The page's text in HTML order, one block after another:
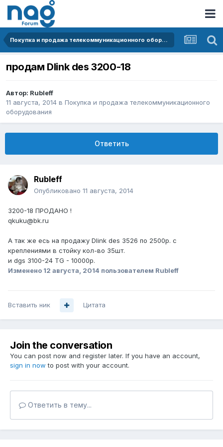
Покупка и продажа телекоммуникационного оборудования
продам Dlink des 3200-18
Автор: Rubleff
11 августа, 2014 в Покупка и продажа телекоммуникационного
оборудования
Ответить
Rubleff
Опубликовано 11 августа, 2014
3200-18 ПРОДАНО !
qkuku@bk.ru
А так же есь на продажу Dlink des 3526 по 2500р. с
креплениями в стойку кол-во 35шт.
и dgs 3100-24 TG - 10000р.
Изменено 12 августа, 2014 пользователем Rubleff
Вставить ник Цитата
Join the conversation
You can post now and register later. If you have an account,
sign in now to post with your account.
Ответить в тему...